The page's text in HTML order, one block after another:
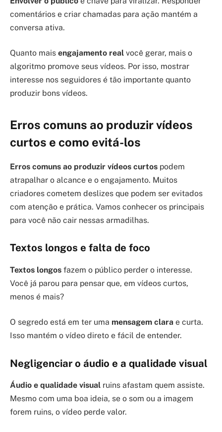
comentários e criar chamadas para ação mantém a
conversa ativa.
Quanto mais engajamento real você gerar, mais o
algoritmo promove seus vídeos. Por isso, mostrar
interesse nos seguidores é tão importante quanto
produzir bons vídeos.
Erros comuns ao produzir vídeos
curtos e como evitá-los
Erros comuns ao produzir vídeos curtos podem
atrapalhar o alcance e o engajamento. Muitos
criadores cometem deslizes que podem ser evitados
com atenção e prática. Vamos conhecer os principais
para você não cair nessas armadilhas.
Textos longos e falta de foco
Textos longos fazem o público perder o interesse.
Você já parou para pensar que, em vídeos curtos,
menos é mais?
O segredo está em ter uma mensagem clara e curta.
Isso mantém o vídeo direto e fácil de entender.
Negligenciar o áudio e a qualidade visual
Áudio e qualidade visual ruins afastam quem assiste.
Mesmo com uma boa ideia, se o som ou a imagem
forem ruins, o vídeo perde valor.